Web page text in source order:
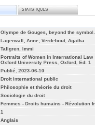
STATISTIQUES
Olympe de Gouges, beyond the symbol.
Lagerwall, Anne; Verdebout, Agatha
Tallgren, Immi
Portraits of Women in International
Oxford University Press, Oxford, Ed. 1
Publié, 2023-06-10
Droit international public
Philosophie et théorie du droit
Sociologie du droit
Femmes - Droits humains - Révolution
1
Anglais